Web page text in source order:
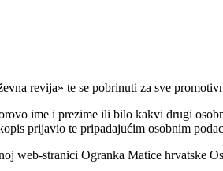
revija» te se pobrinuti za sve
ime i prezime ili bilo kakvi drugi
prijavio te pripadajućim osobnim
web-stranici Ogranka Matice hrvatske